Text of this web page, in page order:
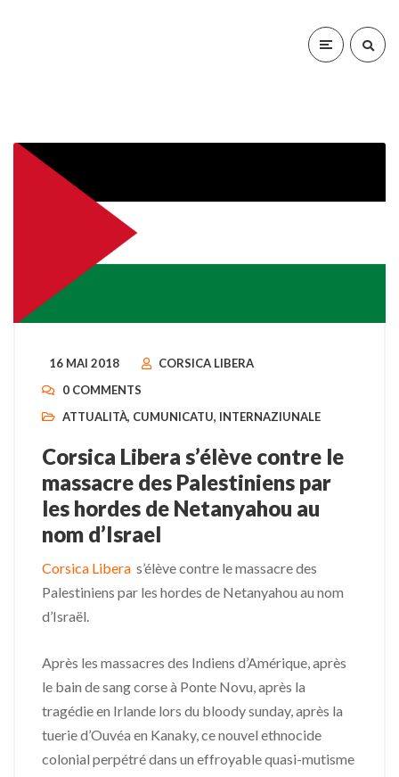
16 MAI 2018
CORSICA LIBERA
0 COMMENTS
ATTUALITÀ, CUMUNICATU, INTERNAZIUNALE
Corsica Libera s’élève contre le
massacre des Palestiniens par
les hordes de Netanyahou au
nom d’Israel
Corsica Libera s’élève contre le massacre des
Palestiniens par les hordes de Netanyahou au nom
d’Israël.
Après les massacres des Indiens d’Amérique, après
le bain de sang corse à Ponte Novu, après la
tragédie en Irlande lors du bloody sunday, après la
tuerie d’Ouvéa en Kanaky, ce nouvel ethnocide
colonial perpétré dans un effroyable quasi-mutisme